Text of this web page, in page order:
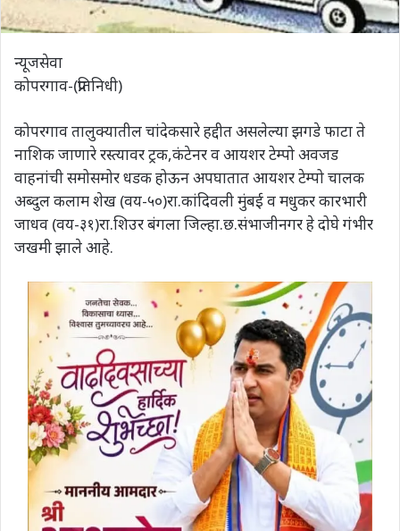
न्यूजसेवा
कोपरगाव-(प्रतिनिधी)
कोपरगाव तालुक्यातील चांदेकसारे हद्दीत असलेल्या झगडे फाटा ते
नाशिक जाणारे रस्त्यावर ट्रक,कंटेनर व आयशर टेम्पो अवजड
वाहनांची समोसमोर धडक होऊन अपघातात आयशर टेम्पो चालक
अब्दुल कलाम शेख (वय-५०)रा.कांदिवली मुंबई व मधुकर कारभारी
जाधव (वय-३१)रा.शिउर बंगला जिल्हा.छ.संभाजीनगर हे दोघे गंभीर
जखमी झाले आहे.